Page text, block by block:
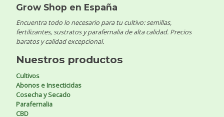
Grow Shop en España
Encuentra todo lo necesario para tu cultivo: semillas,
fertilizantes, sustratos y parafernalia de alta calidad. Precios
baratos y calidad excepcional.
Nuestros productos
Cultivos
Abonos e Insecticidas
Cosecha y Secado
Parafernalia
CBD